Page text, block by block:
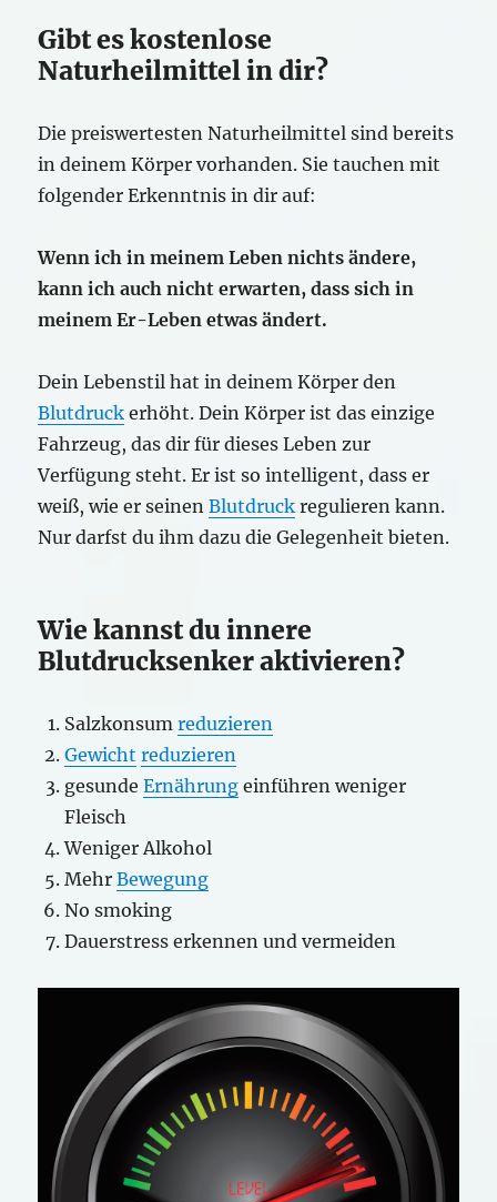
Gibt es kostenlose
Naturheilmittel in dir?
Die preiswertesten Naturheilmittel sind bereits
in deinem Körper vorhanden. Sie tauchen mit
folgender Erkenntnis in dir auf:
Wenn ich in meinem Leben nichts ändere,
kann ich auch nicht erwarten, dass sich in
meinem Er-Leben etwas ändert.
Dein Lebenstil hat in deinem Körper den
Blutdruck erhöht. Dein Körper ist das einzige
Fahrzeug, das dir für dieses Leben zur
Verfügung steht. Er ist so intelligent, dass er
weiß, wie er seinenBlutdruck regulieren kann.
Nur darfst du ihm dazu die Gelegenheit bieten.
Wie kannst du innere
Blutdrucksenker aktivieren?
Salzkonsumreduzieren
Gewicht reduzieren
gesundeErnährung einführen weniger
Fleisch
Weniger Alkohol
MehrBewegung
No smoking
Dauerstress erkennen und vermeiden